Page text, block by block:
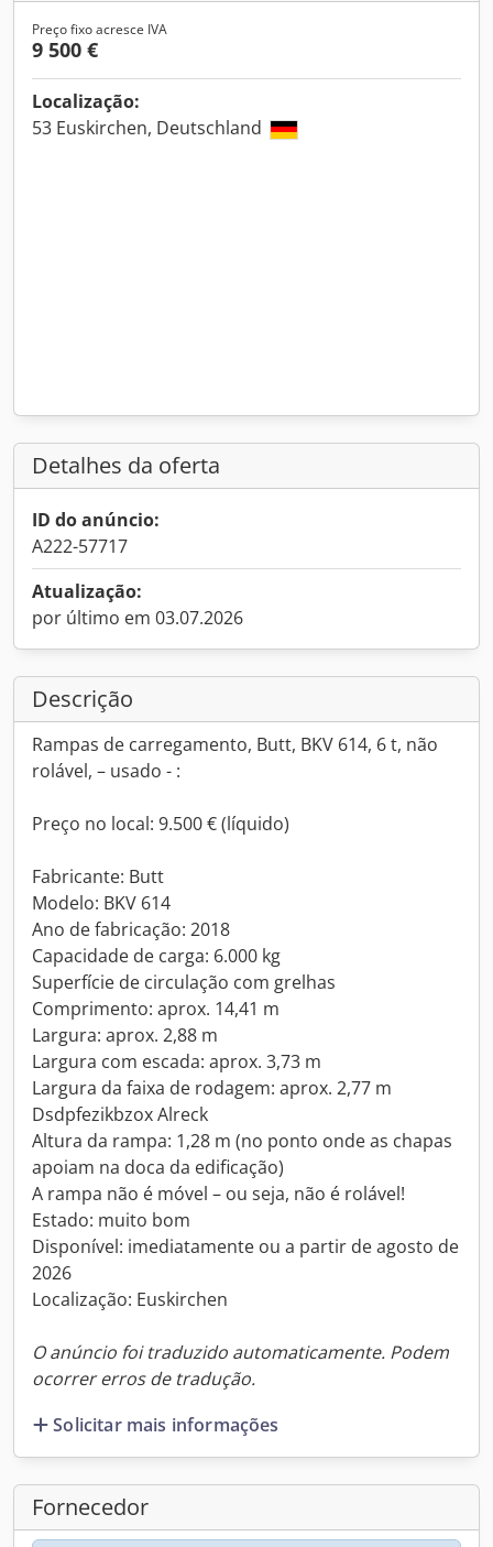
Preço fixo acresce IVA
9 500 €
Localização:
53 Euskirchen, Deutschland
Detalhes da oferta
ID do anúncio:
A222-57717
Atualização:
por último em 03.07.2026
Descrição
Rampas de carregamento, Butt, BKV 614, 6 t, não
rolável, – usado - :
Preço no local: 9.500 € (líquido)
Fabricante: Butt
Modelo: BKV 614
Ano de fabricação: 2018
Capacidade de carga: 6.000 kg
Superfície de circulação com grelhas
Comprimento: aprox. 14,41 m
Largura: aprox. 2,88 m
Largura com escada: aprox. 3,73 m
Largura da faixa de rodagem: aprox. 2,77 m
Dsdpfezikbzox Alreck
Altura da rampa: 1,28 m (no ponto onde as chapas
apoiam na doca da edificação)
A rampa não é móvel – ou seja, não é rolável!
Estado: muito bom
Disponível: imediatamente ou a partir de agosto de
2026
Localização: Euskirchen
O anúncio foi traduzido automaticamente. Podem
ocorrer erros de tradução.
Solicitar mais informações
Fornecedor